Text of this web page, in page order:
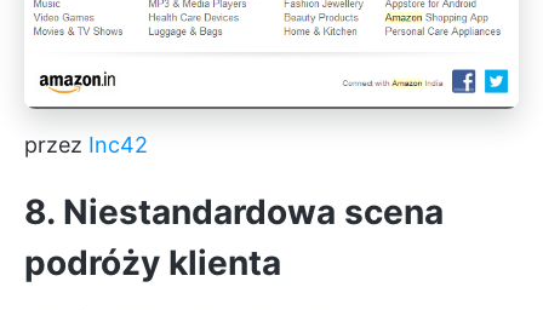
przez Inc42
8. Niestandardowa scena
podróży klienta